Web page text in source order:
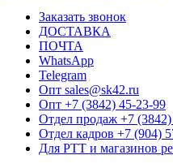
Заказать звонок
ДОСТАВКА
ПОЧТА
WhatsApp
Telegram
Опт sales@sk42.ru
Опт +7 (3842) 45-23-99
Отдел продаж +7 (3842)
Отдел кадров +7 (904)
Для РТТ и магазинов